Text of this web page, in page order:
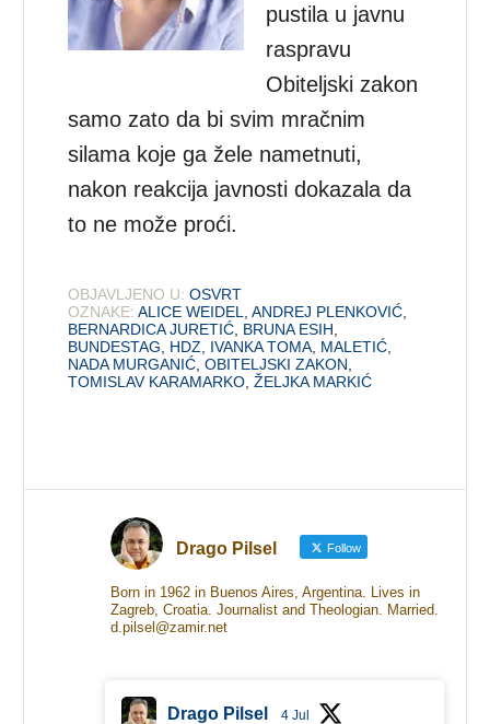
pustila u javnu
raspravu
Obiteljski zakon
samo zato da bi svim mračnim
silama koje ga žele nametnuti,
nakon reakcija javnosti dokazala da
to ne može proći.
OBJAVLJENO U: OSVRT
OZNAKE: ALICE WEIDEL ,ANDREJ PLENKOVIĆ
BERNARDICA JURETIĆ BRUNA ESIH
BUNDESTAG
HDZ IVANKA TOMA MALETIĆ
NADA MURGANIĆ ,OBITELJSKI ZAKON
TOMISLAV KARAMARKO ,ŽELJKA MARKIĆ
Drago Pilsel Follow
Born in 1962 in Buenos Aires, Argentina. Lives in
Zagreb, Croatia. Journalist and Theologian. Married.
d.pilsel@zamir.net
Drago Pilsel 4 Jul